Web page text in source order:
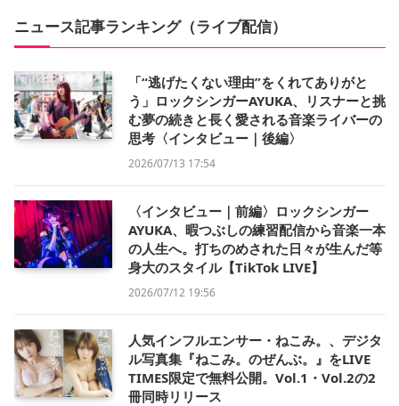
ニュース記事ランキング（ライブ配信）
「“逃げたくない理由”をくれてありがと
う」ロックシンガーAYUKA、リスナーと挑
む夢の続きと長く愛される音楽ライバーの
思考〈インタビュー｜後編〉
2026/07/13 17:54
〈インタビュー｜前編〉ロックシンガー
AYUKA、暇つぶしの練習配信から音楽一本
の人生へ。打ちのめされた日々が生んだ等
身大のスタイル【TikTok LIVE】
2026/07/12 19:56
人気インフルエンサー・ねこみ。、デジタ
ル写真集『ねこみ。のぜんぶ。』をLIVE
TIMES限定で無料公開。Vol.1・Vol.2の2
冊同時リリース